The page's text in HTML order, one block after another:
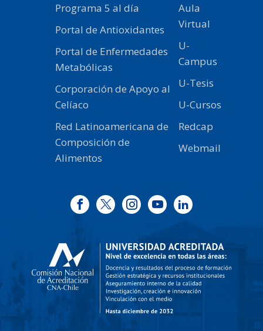
Programa 5 al día
Portal de Antioxidantes
Portal de Enfermedades
Metabólicas
Corporación de Apoyo al
Celíaco
Red Latinoamericana de
Composición de
Alimentos
Aula
Virtual
U-
Campus
U-Tesis
U-Cursos
Redcap
Webmail